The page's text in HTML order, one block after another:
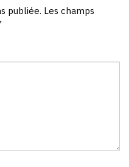
publiée. Les champs